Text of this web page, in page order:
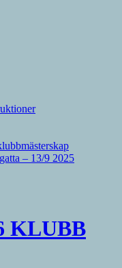
– 13/9 2025
KLUBB